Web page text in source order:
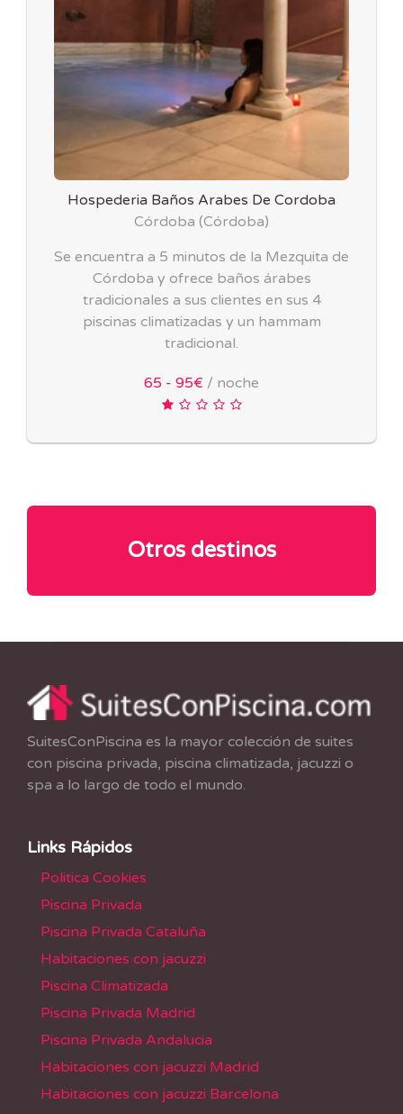
Hospederia Baños Arabes De Cordoba
Córdoba (Córdoba)
Se encuentra a 5 minutos de la Mezquita de
Córdoba y ofrece baños árabes
tradicionales a sus clientes en sus 4
piscinas climatizadas y un hammam
tradicional.
65 - 95€ / noche
Otros destinos
SuitesConPiscina es la mayor colección de suites
con piscina privada, piscina climatizada, jacuzzi o
spa a lo largo de todo el mundo.
Links Rápidos
Politica Cookies
Piscina Privada
Piscina Privada Cataluña
Habitaciones con jacuzzi
Piscina Climatizada
Piscina Privada Madrid
Piscina Privada Andalucia
Habitaciones con jacuzzi Madrid
Habitaciones con jacuzzi Barcelona